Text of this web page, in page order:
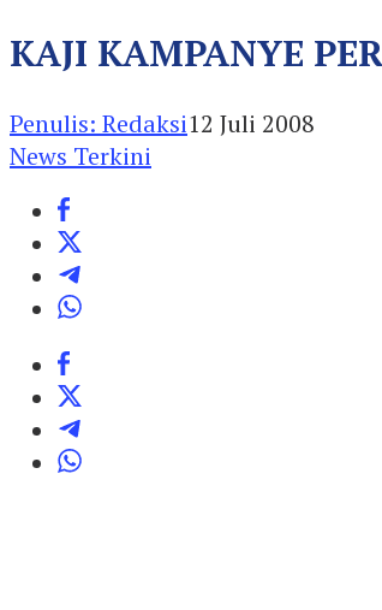
KAJI KAMPANYE
Penulis: Redaksi12 Juli 2008
News Terkini